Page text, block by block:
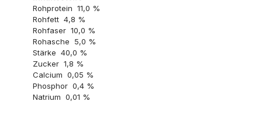
Rohprotein 11,0 %
Rohfett 4,8 %
Rohfaser 10,0 %
Rohasche 5,0 %
Stärke 40,0 %
Zucker 1,8 %
Calcium 0,05 %
Phosphor 0,4 %
Natrium 0,01 %